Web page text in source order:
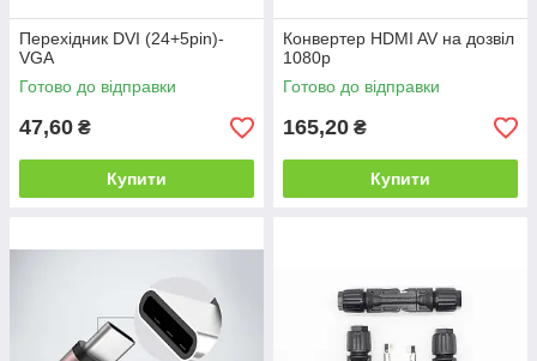
Перехідник DVI (24+5pin)-
VGA
Готово до відправки
47,60 ₴
Купити
Конвертер HDMI AV на дозвіл
1080p
Готово до відправки
165,20 ₴
Купити